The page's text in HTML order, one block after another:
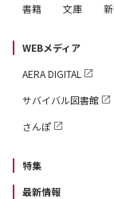
書籍
文庫
WEBメディア
AERA DIGITAL
サバイバル図書館
さんぽ
特集
最新情報